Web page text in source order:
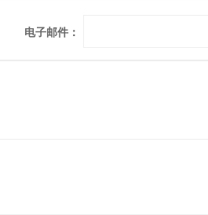
电子邮件：